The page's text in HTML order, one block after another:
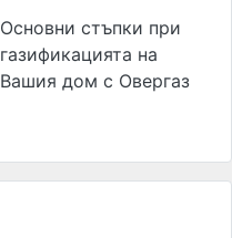
Основни стъпки при
газификацията на
Вашия дом с Овергаз